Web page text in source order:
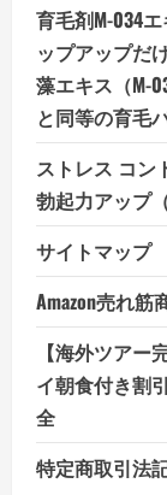
育毛剤M-034
ップアップだ
藻エキス（M-
と同等の育毛
ストレス コン
勃起力アップ
サイトマップ
Amazon売れ筋
【海外ツアー
イ朝食付き割
全
特定商取引法